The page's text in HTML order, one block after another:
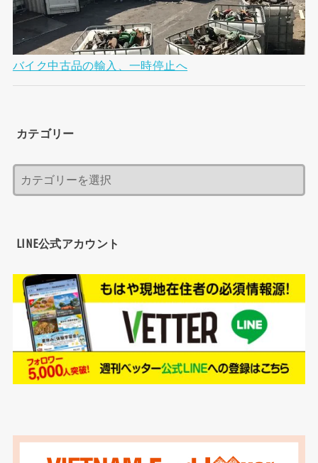
バイク中古品の輸入、一時停止へ
カテゴリー
LINE公式アカウント